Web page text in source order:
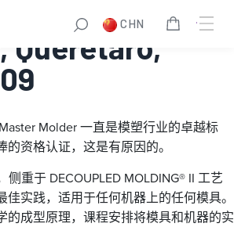
CHN
I: El
Queretaro,
Molder 一直是模塑行业的卓越标
资格认证，这是有原因的。
重于 DECOUPLED MOLDING® II 工艺
实践，适用于任何机器上的任何模具。
的成型原理，课程安排将模具和机器的实